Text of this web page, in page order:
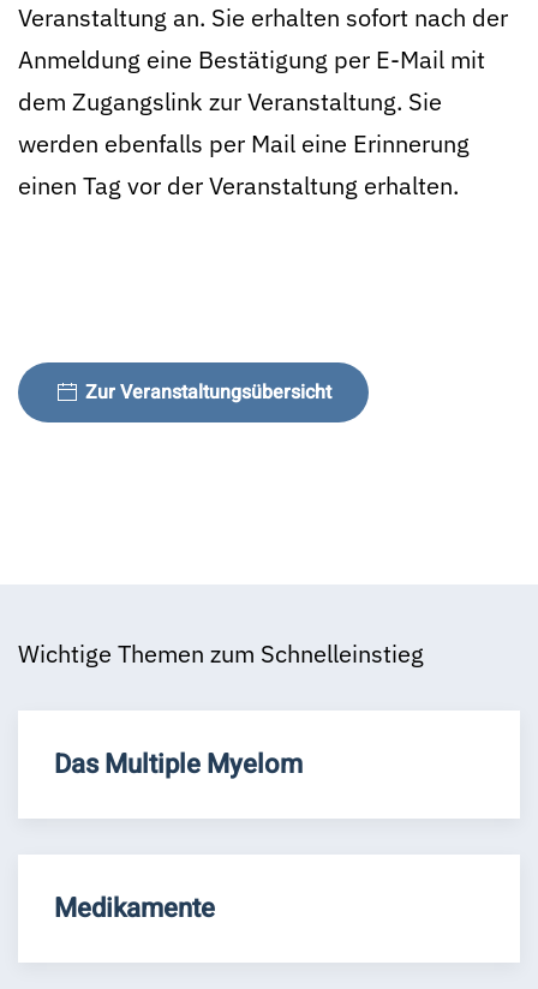
Veranstaltung an. Sie erhalten sofort nach der
Anmeldung eine Bestätigung per E-Mail mit
dem Zugangslink zur Veranstaltung. Sie
werden ebenfalls per Mail eine Erinnerung
einen Tag vor der Veranstaltung erhalten.
Zur Veranstaltungsübersicht
Wichtige Themen zum Schnelleinstieg
Das Multiple Myelom
Medikamente